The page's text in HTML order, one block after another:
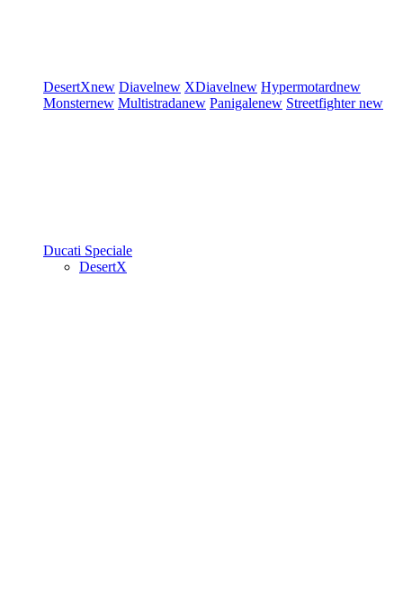
DesertXnew Diavelnew XDiavelnew Hypermotardnew
Monsternew Multistradanew Panigalenew Streetfighternew
Ducati Speciale
DesertX